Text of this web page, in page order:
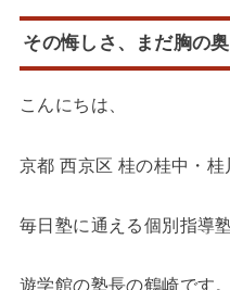
その悔しさ、まだ胸の
こんにちは、
京都 西京区 桂の桂中・桂
毎日塾に通える個別指導
遊学館の塾長の鶴崎です。